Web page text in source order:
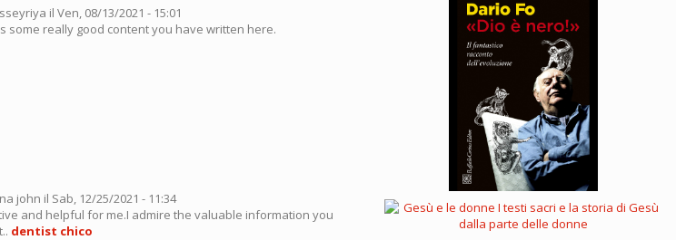
il Ven, 08/13/2021 - 15:01
some really good content you have written here.
john il Sab, 12/25/2021 - 11:34
and helpful for me.I admire the valuable information you
dentist chico